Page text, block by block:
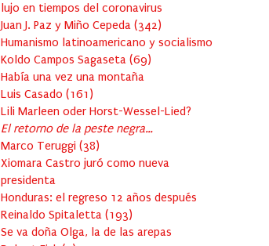
lujo en tiempos del coronavirus
Juan J. Paz y Miño Cepeda (342)
Humanismo latinoamericano y socialismo
Koldo Campos Sagaseta (69)
Había una vez una montaña
Luis Casado (161 )
Lili Marleen oder Horst-Wessel-Lied?
El retorno de la peste negra…
Marco Teruggi (38)
Xiomara Castro juró como nueva
presidenta
Honduras: el regreso 12 años después
Reinaldo Spitaletta (193)
Se va doña Olga, la de las arepas